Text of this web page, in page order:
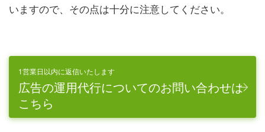
いますので、その点は十分に注意してください。
1営業日以内に返信いたします
広告の運用代行についてのお問い合わせは
こちら